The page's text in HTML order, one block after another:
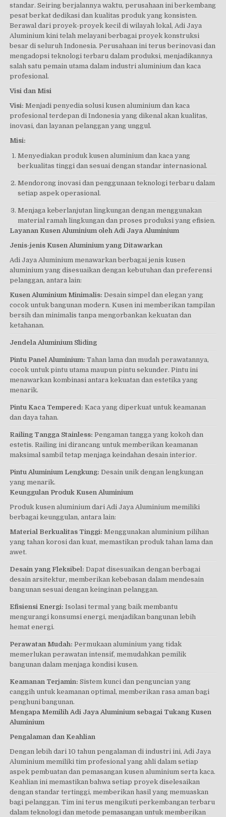
standar. Seiring berjalannya waktu, perusahaan ini berkembang
pesat berkat dedikasi dan kualitas produk yang konsisten.
Berawal dari proyek-proyek kecil di wilayah lokal, Adi Jaya
Aluminium kini telah melayani berbagai proyek konstruksi
besar di seluruh Indonesia. Perusahaan ini terus berinovasi dan
mengadopsi teknologi terbaru dalam produksi, menjadikannya
salah satu pemain utama dalam industri aluminium dan kaca
profesional.
Visi dan Misi
Visi: Menjadi penyedia solusi kusen aluminium dan kaca
profesional terdepan di Indonesia yang dikenal akan kualitas,
inovasi, dan layanan pelanggan yang unggul.
Misi:
Menyediakan produk kusen aluminium dan kaca yang
berkualitas tinggi dan sesuai dengan standar internasional.
Mendorong inovasi dan penggunaan teknologi terbaru dalam
setiap aspek operasional.
Menjaga keberlanjutan lingkungan dengan menggunakan
material ramah lingkungan dan proses produksi yang efisien.
Layanan Kusen Aluminium oleh Adi Jaya Aluminium
Jenis-jenis Kusen Aluminium yang Ditawarkan
Adi Jaya Aluminium menawarkan berbagai jenis kusen
aluminium yang disesuaikan dengan kebutuhan dan preferensi
pelanggan, antara lain:
Kusen Aluminium Minimalis: Desain simpel dan elegan yang
cocok untuk bangunan modern. Kusen ini memberikan tampilan
bersih dan minimalis tanpa mengorbankan kekuatan dan
ketahanan.
Jendela Aluminium Sliding
Pintu Panel Aluminium: Tahan lama dan mudah perawatannya,
cocok untuk pintu utama maupun pintu sekunder. Pintu ini
menawarkan kombinasi antara kekuatan dan estetika yang
menarik.
Pintu Kaca Tempered: Kaca yang diperkuat untuk keamanan
dan daya tahan.
Railing Tangga Stainless: Pengaman tangga yang kokoh dan
estetis. Railing ini dirancang untuk memberikan keamanan
maksimal sambil tetap menjaga keindahan desain interior.
Pintu Aluminium Lengkung: Desain unik dengan lengkungan
yang menarik.
Keunggulan Produk Kusen Aluminium
Produk kusen aluminium dari Adi Jaya Aluminium memiliki
berbagai keunggulan, antara lain:
Material Berkualitas Tinggi: Menggunakan aluminium pilihan
yang tahan korosi dan kuat, memastikan produk tahan lama dan
awet.
Desain yang Fleksibel: Dapat disesuaikan dengan berbagai
desain arsitektur, memberikan kebebasan dalam mendesain
bangunan sesuai dengan keinginan pelanggan.
Efisiensi Energi: Isolasi termal yang baik membantu
mengurangi konsumsi energi, menjadikan bangunan lebih
hemat energi.
Perawatan Mudah: Permukaan aluminium yang tidak
memerlukan perawatan intensif, memudahkan pemilik
bangunan dalam menjaga kondisi kusen.
Keamanan Terjamin: Sistem kunci dan penguncian yang
canggih untuk keamanan optimal, memberikan rasa aman bagi
penghuni bangunan.
Mengapa Memilih Adi Jaya Aluminium sebagai Tukang Kusen
Aluminium
Pengalaman dan Keahlian
Dengan lebih dari 10 tahun pengalaman di industri ini, Adi Jaya
Aluminium memiliki tim profesional yang ahli dalam setiap
aspek pembuatan dan pemasangan kusen aluminium serta kaca.
Keahlian ini memastikan bahwa setiap proyek diselesaikan
dengan standar tertinggi, memberikan hasil yang memuaskan
bagi pelanggan. Tim ini terus mengikuti perkembangan terbaru
dalam teknologi dan metode pemasangan untuk memberikan